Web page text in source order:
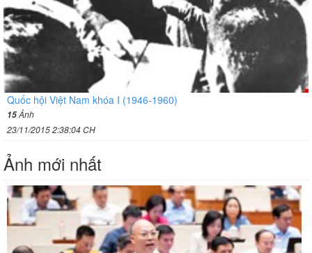
Quốc hội Việt Nam khóa I (1946-1960)
15Ảnh
23/11/2015 2:38:04 CH
Ảnh mới nhất